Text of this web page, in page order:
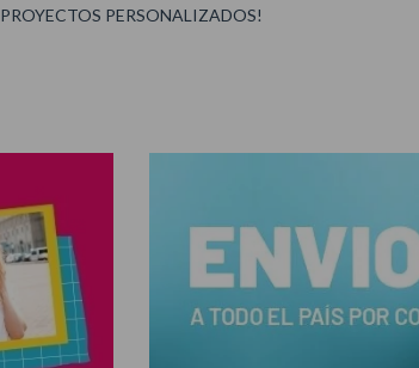
PROYECTOS PERSONALIZADOS!